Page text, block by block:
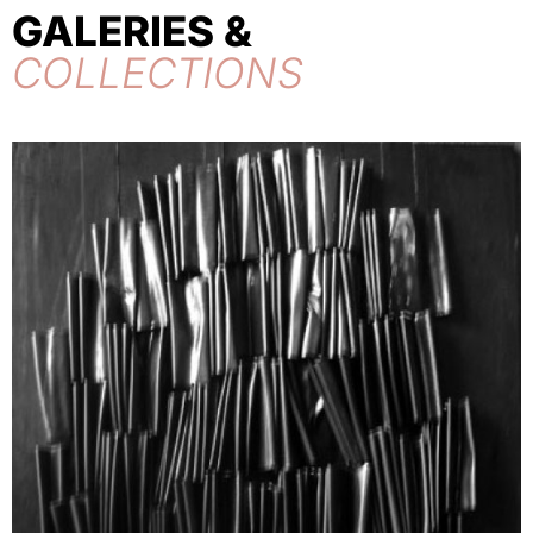
GALERIES &
COLLECTIONS